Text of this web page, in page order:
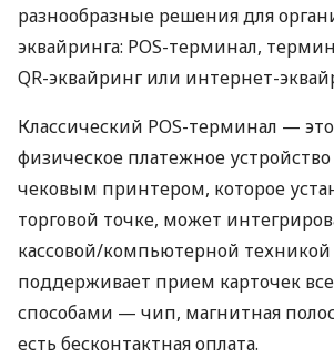
разнообразные решения для
эквайринга: POS-терминал,
QR-эквайринг или интернет-
Классический POS-терминал —
физическое платежное
чековым принтером, которое
торговой точке, может
кассовой/компьютерной
поддерживает прием карточек
способами — чип, магнитная
есть бесконтактная оплата.